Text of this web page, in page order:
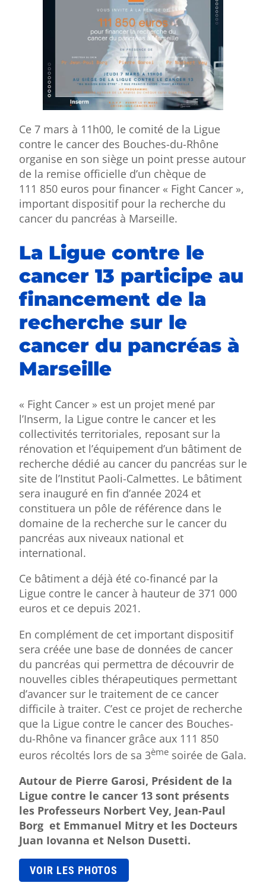
Ce 7 mars à 11h00, le comité de la Ligue
contre le cancer des Bouches-du-Rhône
organise en son siège un point presse autour
de la remise officielle d’un chèque de
111 850 euros pour financer « Fight Cancer »,
important dispositif pour la recherche du
cancer du pancréas à Marseille.
La Ligue contre le
cancer 13 participe au
financement de la
recherche sur le
cancer du pancréas à
Marseille
« Fight Cancer » est un projet mené par
l’Inserm, la Ligue contre le cancer et les
collectivités territoriales, reposant sur la
rénovation et l’équipement d’un bâtiment de
recherche dédié au cancer du pancréas sur le
site de l’Institut Paoli-Calmettes. Le bâtiment
sera inauguré en fin d’année 2024 et
constituera un pôle de référence dans le
domaine de la recherche sur le cancer du
pancréas aux niveaux national et
international.
Ce bâtiment a déjà été co-financé par la
Ligue contre le cancer à hauteur de 371 000
euros et ce depuis 2021.
En complément de cet important dispositif
sera créée une base de données de cancer
du pancréas qui permettra de découvrir de
nouvelles cibles thérapeutiques permettant
d’avancer sur le traitement de ce cancer
difficile à traiter. C’est ce projet de recherche
que la Ligue contre le cancer des Bouches-
du-Rhône va financer grâce aux 111 850
euros récoltés lors de sa 3ème soirée de Gala.
Autour de Pierre Garosi, Président de la
Ligue contre le cancer 13 sont présents
les Professeurs Norbert Vey, Jean-Paul
Borg et Emmanuel Mitry et les Docteurs
Juan Iovanna et Nelson Dusetti.
VOIR LES PHOTOS